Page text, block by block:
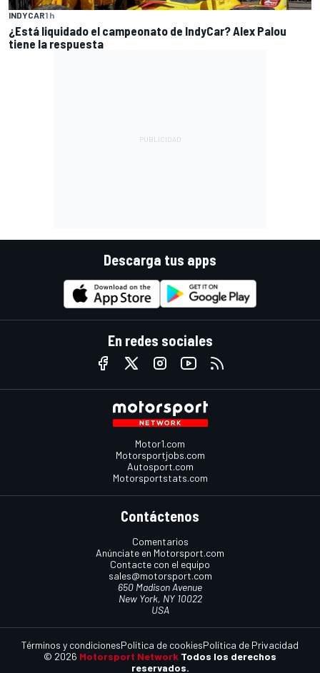
INDYCAR1 h
¿Está liquidado el campeonato de IndyCar? Alex Palou
tiene la respuesta
Descarga tus apps
En redes sociales
Motor1.com
Motorsportjobs.com
Autosport.com
Motorsportstats.com
Contáctenos
Comentarios
Anúnciate en Motorsport.com
Contacte con el equipo
sales@motorsport.com
650 Madison Avenue
New York, NY 10022
USA
© 2026 Motorsport Network Todos los derechos
reservados.
Términos y condicionesPolítica de cookiesPolítica de Privacidad